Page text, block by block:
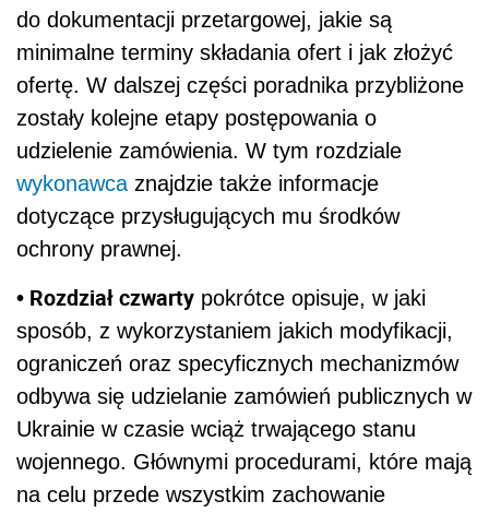
do dokumentacji przetargowej, jakie są
minimalne terminy składania ofert i jak złożyć
ofertę. W dalszej części poradnika przybliżone
zostały kolejne etapy postępowania o
udzielenie zamówienia. W tym rozdziale
wykonawca znajdzie także informacje
dotyczące przysługujących mu środków
ochrony prawnej.
• Rozdział czwarty pokrótce opisuje, w jaki
sposób, z wykorzystaniem jakich modyfikacji,
ograniczeń oraz specyficznych mechanizmów
odbywa się udzielanie zamówień publicznych w
Ukrainie w czasie wciąż trwającego stanu
wojennego. Głównymi procedurami, które mają
na celu przede wszystkim zachowanie